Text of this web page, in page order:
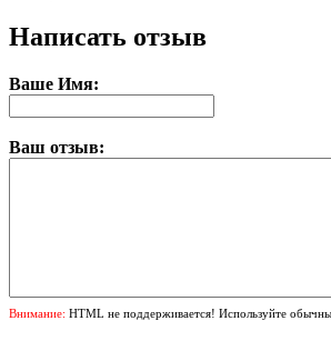
Написать отзыв
Ваше Имя:
Ваш отзыв:
Внимание: HTML не поддерживается! Используйте